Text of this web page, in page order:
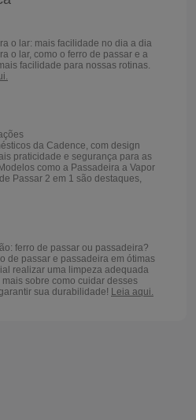
o lar: mais facilidade no dia a dia
o lar, como o ferro de passar e a
facilidade para nossas rotinas.
da Cadence, com design
praticidade e segurança para as
como a Passadeira a Vapor
Passar 2 em 1 são destaques,
ferro de passar ou passadeira?
de passar e passadeira em ótimas
realizar uma limpeza adequada
sobre como cuidar desses
sua durabilidade! Leia aqui.